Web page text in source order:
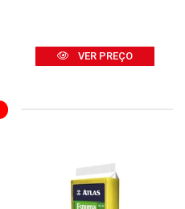
VER PREÇO